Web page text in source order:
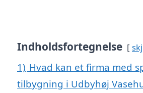
Indholdsfortegnelse
1) Hvad kan et firma med
tilbygning i Udbyhøj